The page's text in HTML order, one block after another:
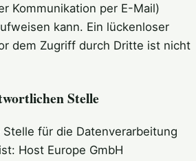
Kommunikation per E-Mail)
kann. Ein lückenloser
dem Zugriff durch Dritte ist nicht
Stelle
für die Datenverarbeitung
Host Europe GmbH